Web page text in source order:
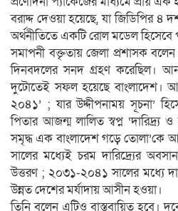
বরাদ্দ দেওয়া হয়েছে, যা জিডিপির ৪
অর্থনীতিতে একটি রোল মডেল হিসেবে
সমাপনী বক্তৃতায় জেলা প্রশাসক
দিনবদলের সনদ গ্রহণ করেছিল।
দুটোতেই সফল হয়েছে বাংলাদেশ।
২০৪১’ ; যার উদ্দীপনাময় সূচনা’
পিতার আজন্ম লালিত স্বপ্ন ‘দারিদ্র্য
সমৃদ্ধ এক বাংলাদেশ গড়ে তোলা’কে
সালের মধ্যেই চরম দারিদ্র্যের
উত্তরণ ; ২০৩১-২০৪১ সালের মধ্যে
উন্নত দেশের মর্যাদায় আসীন হওয়া।
তিনি বলেন এটিও বাস্তবায়িত হবে।